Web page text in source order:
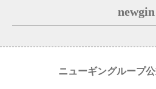
newgin
ニューギングループ